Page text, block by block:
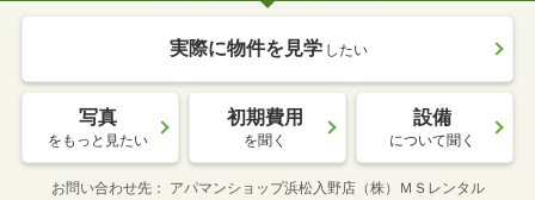
実際に物件を見学 したい
写真
をもっと見たい
初期費用
を聞く
設備
について聞く
お問い合わせ先 アパマンショップ浜松入野店（株）ＭＳレンタル